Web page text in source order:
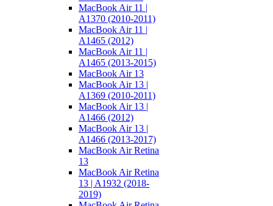
MacBook Air 11 |
A1370 (2010-2011)
MacBook Air 11 |
A1465 (2012)
MacBook Air 11 |
A1465 (2013-2015)
MacBook Air 13
MacBook Air 13 |
A1369 (2010-2011)
MacBook Air 13 |
A1466 (2012)
MacBook Air 13 |
A1466 (2013-2017)
MacBook Air Retina
13
MacBook Air Retina
13 | A1932 (2018-
2019)